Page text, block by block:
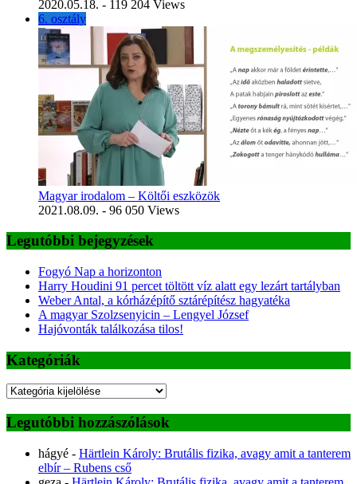
2020.05.18. - 119 204 Views
6. osztály
Magyar irodalom – Költői eszközök
2021.08.09. - 96 050 Views
Legutóbbi bejegyzések
Fogyó Nap a horizonton
Harry Houdini 91 percet töltött víz alatt egy lezárt tartályban
Weber Antal, a kórházépítő sztárépítész hagyatéka
A magyar Szolzsenyicin – Lengyel József
Hajóvonták találkozása tilos!
Kategóriák
Kategóriák
Legutóbbi hozzászólások
hágyé - Härtlein Károly: Brutális fizika, avagy amit a tanterem
elbír – Rubens cső